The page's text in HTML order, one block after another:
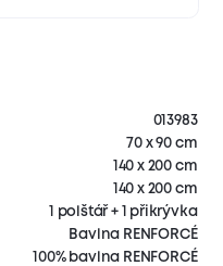
013983
70 x 90 cm
140 x 200 cm
140 x 200 cm
1 polštář + 1 přikrývka
Bavlna RENFORCÉ
100% bavlna RENFORCÉ